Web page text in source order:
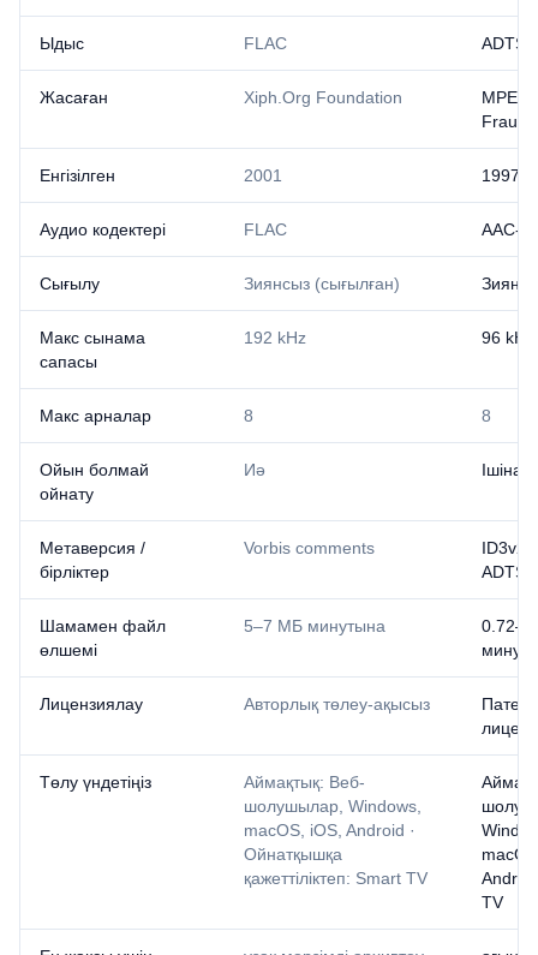
Ыдыс FLAC ADTS
Жасаған Xiph.Org Foundation
MPEG
Енгізілген 2001 1997
Аудио кодектері FLAC AAC-
Сығылу Зиянсыз (сығылған) Зиян
Макс сынама
сапасы
192 kHz 96 kHz
Макс арналар 8 8
Ойын болмай
ойнату
Иә
Метаверсия /
бірліктер
Vorbis comments
ID3v2
ADTS)
Шамамен файл
өлшемі
5–7 МБ минутына
Лицензиялау Авторлық төлеу-ақысыз
Төлу үндетіңіз
Аймақтық: Веб-
шолушылар, Windows,
macOS, iOS, Android ·
Ойнатқышқа
қажеттіліктеп: Smart TV
TV